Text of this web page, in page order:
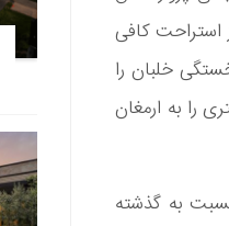
استراحت کافی
خلبان را
را به ارمغان
به گذشته